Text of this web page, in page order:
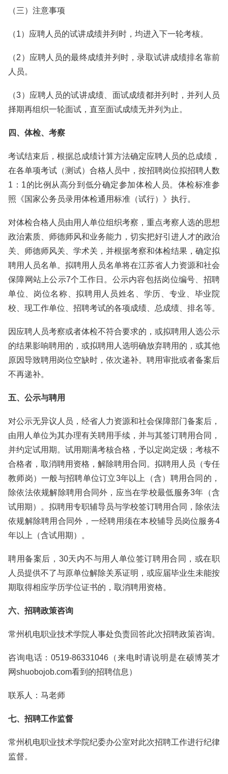
（三）注意事项
（1）应聘人员的试讲成绩并列时，均进入下一轮考核。
（2）应聘人员的最终成绩并列时，录取试讲成绩排名靠前
人员。
（3）应聘人员的试讲成绩、面试成绩都并列时，并列人员
择期再组织一轮面试，直至面试成绩无并列为止。
四、体检、考察
考试结束后，根据总成绩计算方法确定应聘人员的总成绩，
在各单项考试（测试）合格人员中，按招聘岗位拟招聘人数
1：1的比例从高分到低分确定参加体检人员。体检标准参
照《国家公务员录用体检通用标准（试行）》执行。
对体检合格人员由用人单位组织考察，重点考察人选的思想
政治素质、师德师风和业务能力，切实把好引进人才的政治
关、师德师风关、学术关，并根据考察和体检结果，确定拟
聘用人员名单。拟聘用人员名单将在江苏省人力资源和社会
保障网站上公示7个工作日。公示内容包括岗位编号、招聘
单位、岗位名称、拟聘用人员姓名、学历、专业、毕业院
校、现工作单位、招聘考试的各项成绩、总成绩、排名等。
因应聘人员考察或者体检不符合要求的，或拟聘用人选公示
的结果影响聘用的，或拟聘用人选明确放弃聘用的，或其他
原因导致聘用岗位空缺时，依次递补。聘用审批或者备案后
不再递补。
五、公示与聘用
对公示无异议人员，经省人力资源和社会保障部门备案后，
由用人单位为其办理有关聘用手续，并与其签订聘用合同，
并约定试用期。试用期满考核合格，予以定岗定级；考核不
合格者，取消聘用资格，解除聘用合同。拟聘用人员（专任
教师岗）一般与招聘单位订立3年以上（含）聘用合同的，
除依法依规解除聘用合同外，应当在学校最低服务3年（含
试用期）。拟聘用专职辅导员与学校签订聘用合同，除依法
依规解除聘用合同外，一经聘用须在本校辅导员岗位服务4
年以上（含试用期）。
聘用备案后，30天内不与用人单位签订聘用合同，或在职
人员提供不了与原单位解除关系证明，或应届毕业生未能按
期取得相应学历学位证书的，取消聘用资格。
六、招聘政策咨询
常州机电职业技术学院人事处负责回答此次招聘政策咨询。
咨询电话：0519-86331046（来电时请说明是在硕博英才
网shuobojob.com看到的招聘信息）
联系人：马老师
七、招聘工作监督
常州机电职业技术学院纪委办公室对此次招聘工作进行纪律
监督。